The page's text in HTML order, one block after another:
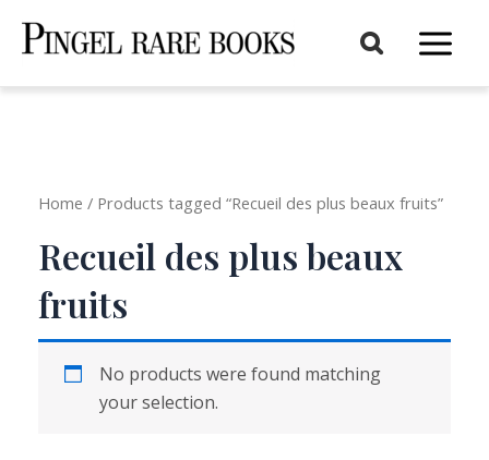
Main
Home / Products tagged “Recueil des plus beaux fruits”
Recueil des plus beaux
fruits
No products were found matching
your selection.